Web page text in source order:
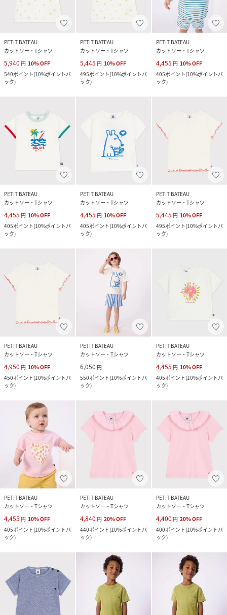
PETIT BATEAU
カットソー・Tシャツ
5,940 円 10%OFF
540ポイント(10%ポイントバ
ック)
PETIT BATEAU
カットソー・Tシャツ
5,445 円 10%OFF
495ポイント(10%ポイントバ
ック)
PETIT BATEAU
カットソー・Tシャツ
4,455 円 10%OFF
405ポイント(10%ポイントバ
ック)
PETIT BATEAU
カットソー・Tシャツ
4,455 円 10%OFF
405ポイント(10%ポイントバ
ック)
PETIT BATEAU
カットソー・Tシャツ
4,455 円 10%OFF
405ポイント(10%ポイントバ
ック)
PETIT BATEAU
カットソー・Tシャツ
5,445 円 10%OFF
495ポイント(10%ポイントバ
ック)
PETIT BATEAU
カットソー・Tシャツ
4,950 円 10%OFF
450ポイント(10%ポイントバ
ック)
PETIT BATEAU
カットソー・Tシャツ
6,050 円
550ポイント(10%ポイントバ
ック)
PETIT BATEAU
カットソー・Tシャツ
4,455 円 10%OFF
405ポイント(10%ポイントバ
ック)
PETIT BATEAU
カットソー・Tシャツ
4,455 円 10%OFF
405ポイント(10%ポイントバ
ック)
PETIT BATEAU
カットソー・Tシャツ
4,840 円 20%OFF
440ポイント(10%ポイントバ
ック)
PETIT BATEAU
カットソー・Tシャツ
4,400 円 20%OFF
400ポイント(10%ポイントバ
ック)